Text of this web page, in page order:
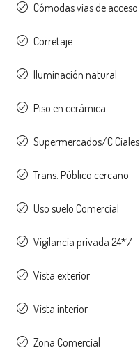
Cómodas vias de acceso
Corretaje
Iluminación natural
Piso en cerámica
Supermercados/C.Ciales
Trans. Público cercano
Uso suelo Comercial
Vigilancia privada 24*7
Vista exterior
Vista interior
Zona Comercial